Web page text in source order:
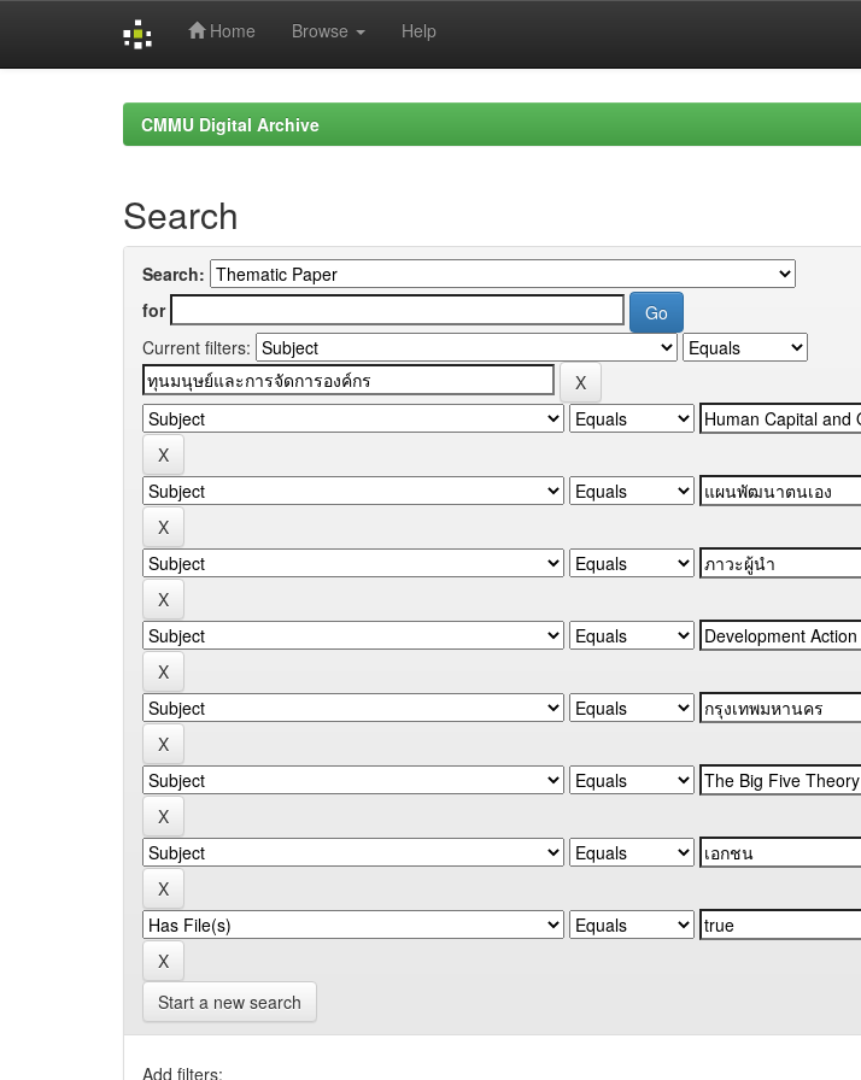
Home Browse Help
CMMU Digital Archive
Search
Search:
for
Current filters:
Start a new search
Add filters: